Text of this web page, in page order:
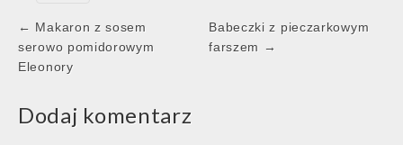
Post
navigation
← Makaron z sosem
serowo pomidorowym
Eleonory
Babeczki z pieczarkowym
farszem →
Dodaj komentarz